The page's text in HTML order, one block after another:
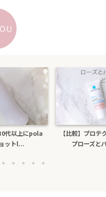
【比較】プロテクショントーンアッ
プローズとパールホワイ...